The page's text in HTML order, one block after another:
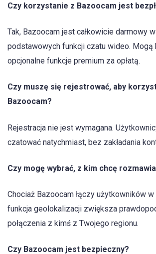
Czy korzystanie z Bazoocam jest
Tak, Bazoocam jest całkowicie darmowy
podstawowych funkcji czatu wideo. Mogą
opcjonalne funkcje premium za opłatą.
Czy muszę się rejestrować, aby
Bazoocam?
Rejestracja nie jest wymagana.
czatować natychmiast, bez zakładania
Czy mogę wybrać, z kim chcę
Chociaż Bazoocam łączy użytkowników
funkcja geolokalizacji zwiększa
połączenia z kimś z Twojego regionu.
Czy Bazoocam jest bezpieczny?